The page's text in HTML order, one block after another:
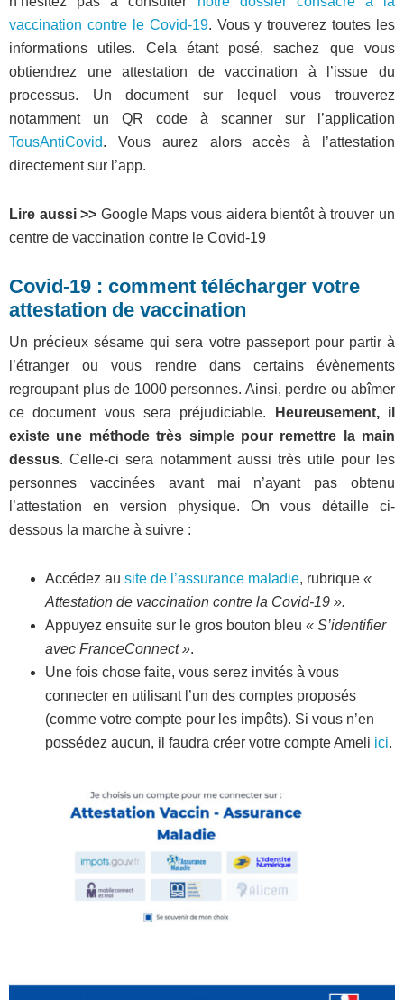
vaccination contre le Covid-19. Vous y trouverez toutes les
informations utiles. Cela étant posé, sachez que vous
obtiendrez une attestation de vaccination à l’issue du
processus. Un document sur lequel vous trouverez
notamment un QR code à scanner sur l’application
TousAntiCovid. Vous aurez alors accès à l’attestation
directement sur l’app.
Lire aussi >> Google Maps vous aidera bientôt à trouver un
centre de vaccination contre le Covid-19
Covid-19 : comment télécharger votre
attestation de vaccination
Un précieux sésame qui sera votre passeport pour partir à
l’étranger ou vous rendre dans certains évènements
regroupant plus de 1000 personnes. Ainsi, perdre ou abîmer
ce document vous sera préjudiciable.
Heureusement, il
existe une méthode très simple pour remettre la main
dessus. Celle-ci sera notamment aussi très utile pour les
personnes vaccinées avant mai n’ayant pas obtenu
l’attestation en version physique. On vous détaille ci-
dessous la marche à suivre :
Accédez au site de l’assurance maladie, rubrique «
Attestation de vaccination contre la Covid-19 ».
Appuyez ensuite sur le gros bouton bleu « S’identifier
avec FranceConnect ».
Une fois chose faite, vous serez invités à vous
connecter en utilisant l’un des comptes proposés
(comme votre compte pour les impôts). Si vous n’en
possédez aucun, il faudra créer votre compte Ameli ici.